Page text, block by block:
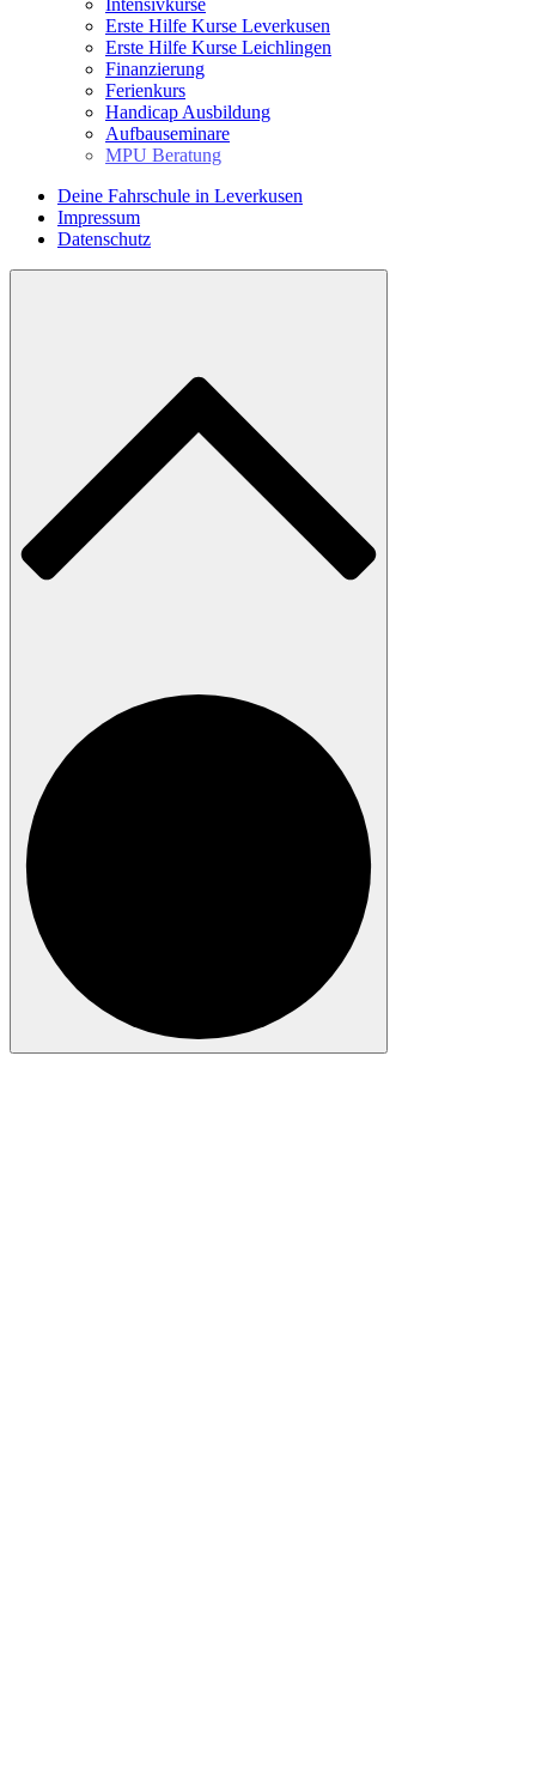
Intensivkurse
Erste Hilfe Kurse Leverkusen
Erste Hilfe Kurse Leichlingen
Finanzierung
Ferienkurs
Handicap Ausbildung
Aufbauseminare
MPU Beratung
Deine Fahrschule in Leverkusen
Impressum
Datenschutz